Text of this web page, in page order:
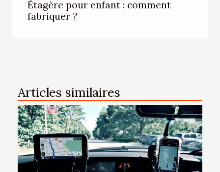
Étagère pour enfant : comment
fabriquer ?
Articles similaires